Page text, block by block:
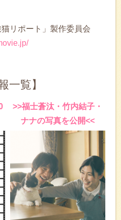
リポート」製作委員会
一覧】
>>福士蒼汰・竹内結子・
ナナの写真を公開<<